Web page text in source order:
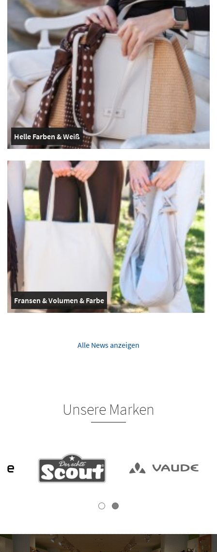
Helle Farben & Weiß
Fransen & Volumen & Farbe
Alle News anzeigen
Unsere Marken